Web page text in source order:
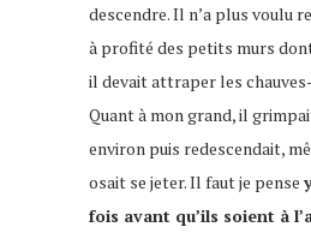
descendre. Il n’a plus voulu
à profité des petits murs
il devait attraper les
Quant à mon grand, il
environ puis redescendait,
osait se jeter. Il faut je pense
fois avant qu’ils soient à